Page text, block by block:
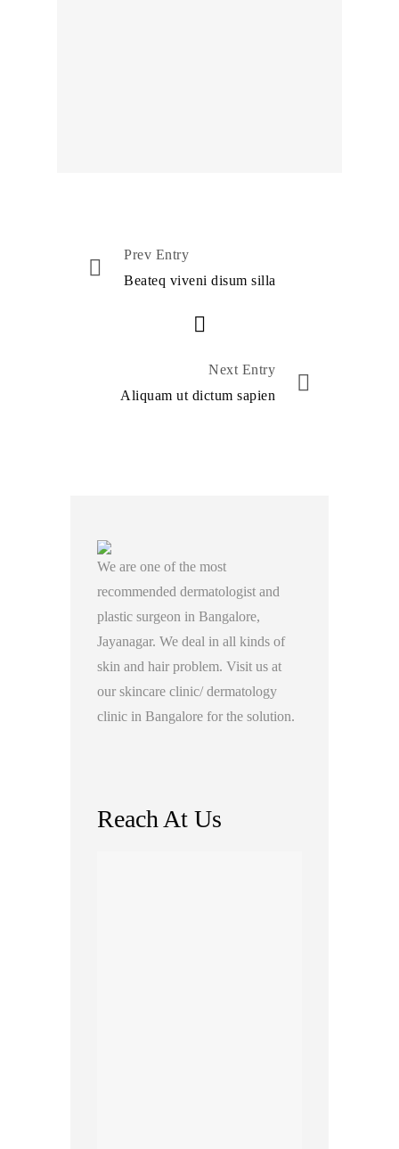
Prev Entry
Beateq viveni disum silla
Next Entry
Aliquam ut dictum sapien
We are one of the most
recommended dermatologist and
plastic surgeon in Bangalore,
Jayanagar. We deal in all kinds of
skin and hair problem. Visit us at
our skincare clinic/ dermatology
clinic in Bangalore for the solution.
Reach At Us